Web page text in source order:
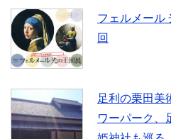
フェルメール
回
足利の栗田美
ワーパーク、